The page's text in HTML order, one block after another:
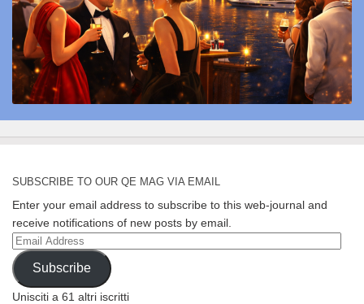
SUBSCRIBE TO OUR QE MAG VIA EMAIL
Enter your email address to subscribe to this web-journal and
receive notifications of new posts by email.
Email
Address
Subscribe
Unisciti a 61 altri iscritti